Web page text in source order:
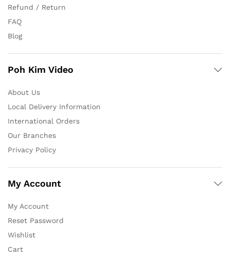
Refund / Return
FAQ
Blog
Poh Kim Video
About Us
Local Delivery Information
International Orders
Our Branches
Privacy Policy
My Account
My Account
Reset Password
Wishlist
Cart